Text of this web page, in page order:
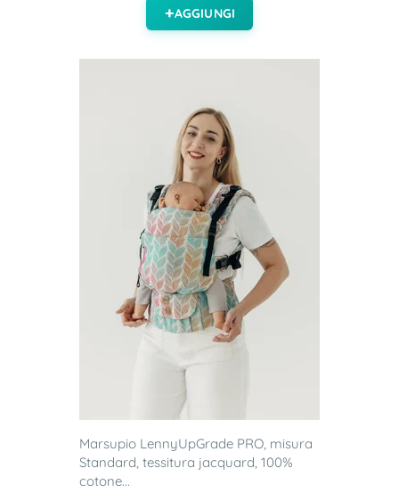
AGGIUNGI
Marsupio LennyUpGrade PRO, misura
Standard, tessitura jacquard, 100%
cotone...